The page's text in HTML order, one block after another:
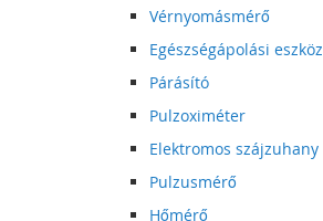
Vérnyomásmérő
Egészségápolási eszköz
Párásító
Pulzoximéter
Elektromos szájzuhany
Pulzusmérő
Hőmérő